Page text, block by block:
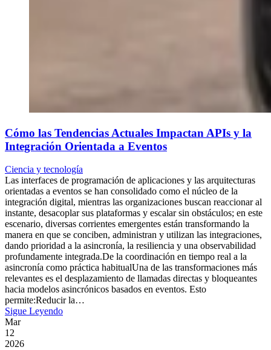
Cómo las Tendencias Actuales Impactan APIs y la
Integración Orientada a Eventos
Ciencia y tecnología
Las interfaces de programación de aplicaciones y las arquitecturas
orientadas a eventos se han consolidado como el núcleo de la
integración digital, mientras las organizaciones buscan reaccionar al
instante, desacoplar sus plataformas y escalar sin obstáculos; en este
escenario, diversas corrientes emergentes están transformando la
manera en que se conciben, administran y utilizan las integraciones,
dando prioridad a la asincronía, la resiliencia y una observabilidad
profundamente integrada.De la coordinación en tiempo real a la
asincronía como práctica habitualUna de las transformaciones más
relevantes es el desplazamiento de llamadas directas y bloqueantes
hacia modelos asincrónicos basados en eventos. Esto
permite:Reducir la…
Sigue Leyendo
Mar
12
2026